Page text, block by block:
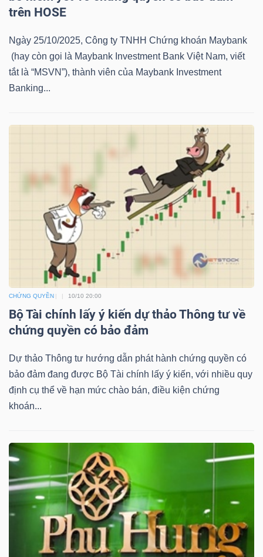
trên HOSE
Ngày 25/10/2025, Công ty TNHH Chứng khoán Maybank
(hay còn gọi là Maybank Investment Bank Việt Nam, viết
tắt là “MSVN”), thành viên của Maybank Investment
Banking...
CHỨNG QUYỀN 10/10 20:00
Bộ Tài chính lấy ý kiến dự thảo Thông tư về
chứng quyền có bảo đảm
Dự thảo Thông tư hướng dẫn phát hành chứng quyền có
bảo đảm đang được Bộ Tài chính lấy ý kiến, với nhiều quy
định cụ thể về hạn mức chào bán, điều kiện chứng
khoán...
TIÊU
DÙNG
YẾU
TÀI
CHÍNH
CÔNG
THÔNG